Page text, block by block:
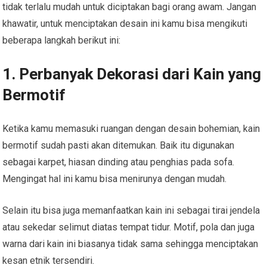
tidak terlalu mudah untuk diciptakan bagi orang awam. Jangan
khawatir, untuk menciptakan desain ini kamu bisa mengikuti
beberapa langkah berikut ini:
1. Perbanyak Dekorasi dari Kain yang
Bermotif
Ketika kamu memasuki ruangan dengan desain bohemian, kain
bermotif sudah pasti akan ditemukan. Baik itu digunakan
sebagai karpet, hiasan dinding atau penghias pada sofa.
Mengingat hal ini kamu bisa menirunya dengan mudah.
Selain itu bisa juga memanfaatkan kain ini sebagai tirai jendela
atau sekedar selimut diatas tempat tidur. Motif, pola dan juga
warna dari kain ini biasanya tidak sama sehingga menciptakan
kesan etnik tersendiri.